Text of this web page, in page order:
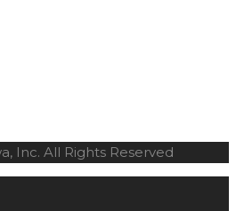
Inc. All Rights Reserved